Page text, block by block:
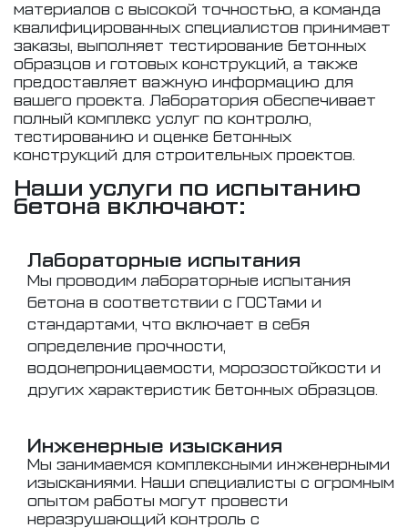
материалов с высокой точностью, а команда
квалифицированных специалистов принимает
заказы, выполняет тестирование бетонных
образцов и готовых конструкций, а также
предоставляет важную информацию для
вашего проекта. Лаборатория обеспечивает
полный комплекс услуг по контролю,
тестированию и оценке бетонных
конструкций для строительных проектов.
Наши услуги по испытанию
бетона включают:
Лабораторные испытания
Мы проводим лабораторные испытания
бетона в соответствии с ГОСТами и
стандартами, что включает в себя
определение прочности,
водонепроницаемости, морозостойкости и
других характеристик бетонных образцов.
Инженерные изыскания
Мы занимаемся комплексными инженерными
изысканиями. Наши специалисты с огромным
опытом работы могут провести
неразрушающий контроль с